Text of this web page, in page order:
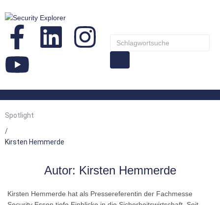
Spotlight
/
Kirsten Hemmerde
Autor: Kirsten Hemmerde
Kirsten Hemmerde hat als Pressereferentin der Fachmesse